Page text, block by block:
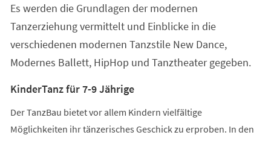
Es werden die Grundlagen der modernen
Tanzerziehung vermittelt und Einblicke in die
verschiedenen modernen Tanzstile New Dance,
Modernes Ballett, HipHop und Tanztheater gegeben.
KinderTanz für 7-9 Jährige
Der TanzBau bietet vor allem Kindern vielfältige
Möglichkeiten ihr tänzerisches Geschick zu erproben. In den